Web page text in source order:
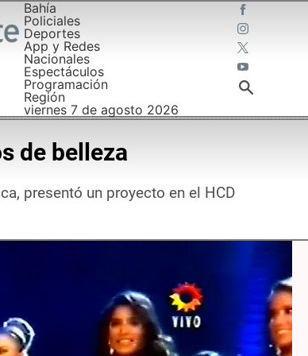
Bahía
Policiales
Deportes
App y Redes
Nacionales
Espectáculos
Programación
Región
viernes 7 de agosto 2026
de belleza
presentó un proyecto en el HCD